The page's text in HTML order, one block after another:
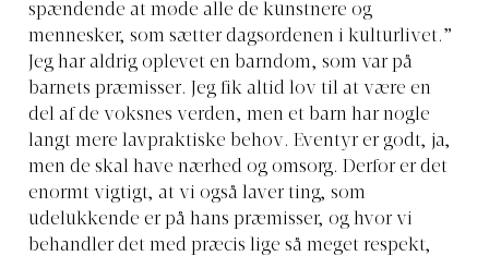
spændende at møde alle de kunstnere og
mennesker, som sætter dagsordenen i kulturlivet.”
Jeg har aldrig oplevet en barndom, som var på
barnets præmisser. Jeg fik altid lov til at være en
del af de voksnes verden, men et barn har nogle
langt mere lavpraktiske behov. Eventyr er godt, ja,
men de skal have nærhed og omsorg. Derfor er det
enormt vigtigt, at vi også laver ting, som
udelukkende er på hans præmisser, og hvor vi
behandler det med præcis lige så meget respekt,